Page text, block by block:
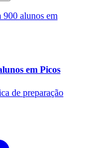
em Picos
de preparação